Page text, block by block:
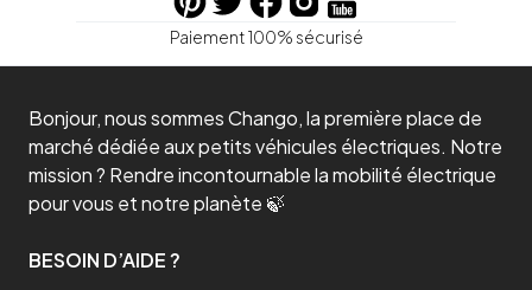
Paiement 100% sécurisé
Bonjour, nous sommes Chango, la première place de
marché dédiée aux petits véhicules électriques. Notre
mission ? Rendre incontournable la mobilité électrique
pour vous et notre planète 🍃
BESOIN D’AIDE ?